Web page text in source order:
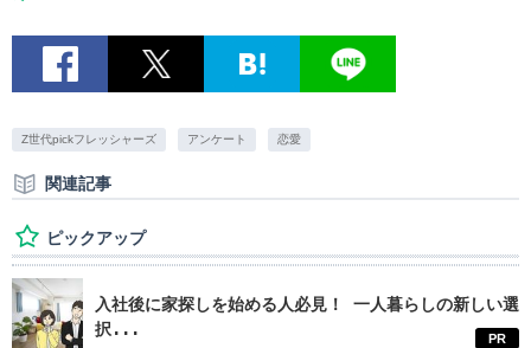
Z世代pickフレッシャーズ アンケート 恋愛
関連記事
ピックアップ
入社後に家探しを始める人必見！ 一人暮らしの新しい選
択...
PR